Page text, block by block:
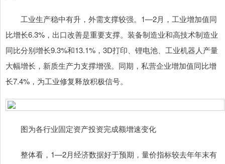
工业生产稳中有升，外需支撑较强。1—2月，工业增加值同
比增长6.3%，出口改善是重要支撑。装备制造业和高技术制造业
同比分别增长9.3%和13.1%，3D打印、锂电池、工业机器人产量
大幅增长，新质生产力支撑增强。同期，私营企业增加值同比增
长7.4%，为工业修复释放积极信号。
图为各行业固定资产投资完成额增速变化
整体看，1—2月经济数据好于预期，量价指标较去年年末有